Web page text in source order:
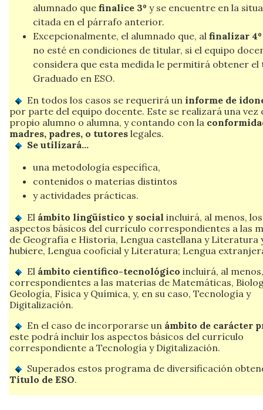
alumnado que finalice 3º y se encuentre en la
citada en el párrafo anterior.
Excepcionalmente, el alumnado que, al finalizar
no esté en condiciones de titular, si el equipo
considera que esta medida le permitirá obtener
Graduado en ESO.
En todos los casos se requerirá un informe de
por parte del equipo docente. Este se realizará una vez
propio alumno o alumna, y contando con la
madres, padres, o tutores legales.
Se utilizará...
una metodología específica,
contenidos o materias distintos
y actividades prácticas.
El ámbito lingüístico y social incluirá, al menos, los
aspectos básicos del currículo correspondientes a las
de Geografía e Historia, Lengua castellana y Literatura
hubiere, Lengua cooficial y Literatura; Lengua
El ámbito científico-tecnológico incluirá, al
correspondientes a las materias de Matemáticas,
Geología, Física y Química, y, en su caso, Tecnología y
Digitalización.
En el caso de incorporarse un ámbito de carácter
este podrá incluir los aspectos básicos del currículo
correspondiente a Tecnología y Digitalización.
Superados estos programa de diversificación
Título de ESO.